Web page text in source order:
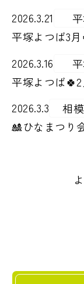
2026.3.21
平塚よつば3月
2026.3.16
平塚よつば
2026.3.3
相
🎎ひなまつり